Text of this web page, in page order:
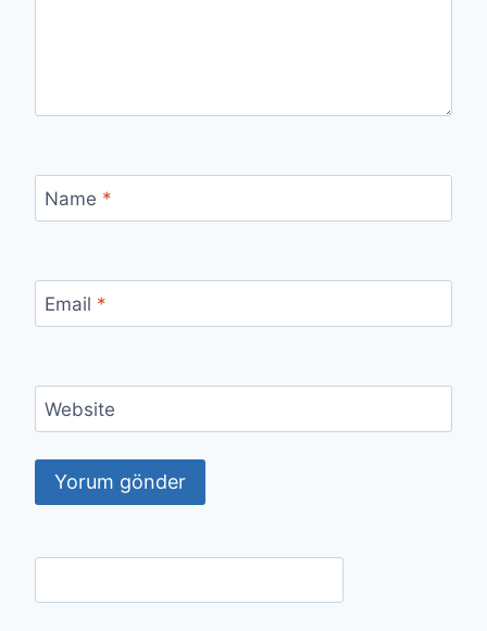
Name *
Email *
Website